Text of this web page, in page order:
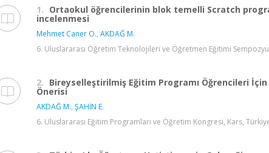
1. Ortaokul öğrencilerinin blok temelli Scratch
incelenmesi
Mehmet Caner O., AKDAĞ M.
6. Uluslararası Öğretim Teknolojileri ve Öğretmen Eğitimi
2. Bireyselleştirilmiş Eğitim Programı Öğrencileri İçin
Önerisi
AKDAĞ M., ŞAHİN E.
6. Uluslararası Eğitim Programları ve Öğretim Kongresi, Kars,